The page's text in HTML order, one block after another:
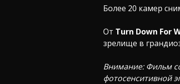
Более 20 камер
От Turn Down For
зрелище в
Внимание: Фильм
фотосенситивной